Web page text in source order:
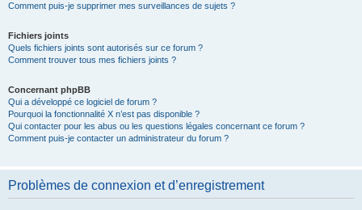
Comment puis-je supprimer mes surveillances de sujets ?
Fichiers joints
Quels fichiers joints sont autorisés sur ce forum ?
Comment trouver tous mes fichiers joints ?
Concernant phpBB
Qui a développé ce logiciel de forum ?
Pourquoi la fonctionnalité X n’est pas disponible ?
Qui contacter pour les abus ou les questions légales concernant ce forum ?
Comment puis-je contacter un administrateur du forum ?
Problèmes de connexion et d’enregistrement